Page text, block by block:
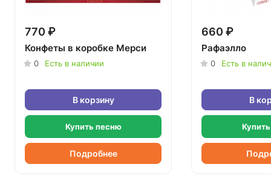
770 ₽
Конфеты в коробке Мерси
0 Есть в наличии
В корзину
Купить песню
Подробнее
660 ₽
Рафаэлло
0 Есть в
В